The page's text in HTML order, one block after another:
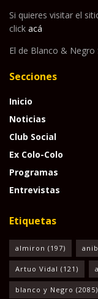
Si quieres visitar el
click acá
El de Blanco & Negro
Secciones
Inicio
Noticias
Club Social
Ex Colo-Colo
Programas
Entrevistas
Etiquetas
almiron (197)
Artuo Vidal (121)
blanco y Negro (2085)